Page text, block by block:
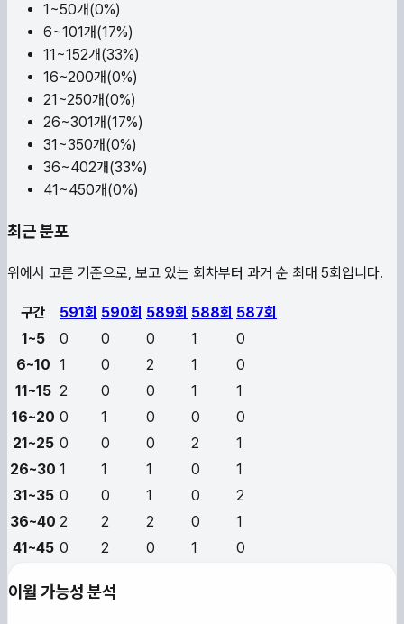
1~50개(0%)
6~101개(17%)
11~152개(33%)
16~200개(0%)
21~250개(0%)
26~301개(17%)
31~350개(0%)
36~402개(33%)
41~450개(0%)
최근 분포
위에서 고른 기준으로, 보고 있는 회차부터 과거 순 최대 5회입니다.
구간 591회 590회 589회 588회 587회
1~5
0 0 0 1
0
6~10 1 0 2 1
0
11~15 2 0 0 1
1
16~20 0 1 0 0
0
21~25 0 0 0 2
1
26~30 1 1 1 0
1
31~35 0 0 1 0
2
36~40 2 2 2 0
1
41~45 0 2 0 1 0
이월 가능성 분석